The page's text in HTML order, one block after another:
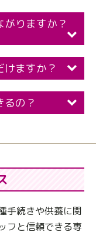
りますか？
ますか？
の？
手続きや供養に関
フと信頼できる専